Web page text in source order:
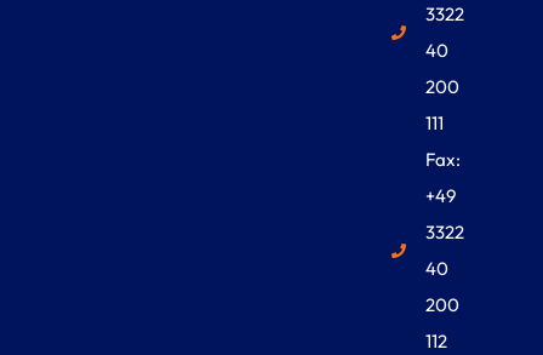
3322
40
200
111
Fax:
+49
3322
40
200
112